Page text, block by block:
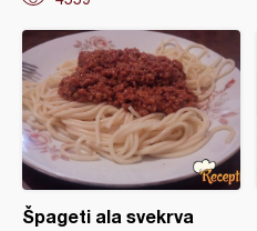
Špageti ala svekrva